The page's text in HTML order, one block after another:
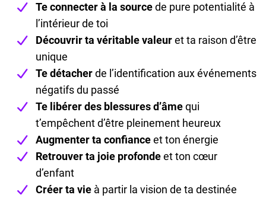
Te connecter à la sourcede pure potentialité à
l’intérieur de toi
Découvrir ta véritable valeuret ta raison d’être
unique
Te détacherde l’identification aux événements
négatifs du passé
Te libérer des blessures d’âmequi
t’empêchent d’être pleinement heureux
Augmenter ta confianceet ton énergie
Retrouver ta joie profondeet ton cœur
d’enfant
Créer ta vie à partir la vision de ta destinée